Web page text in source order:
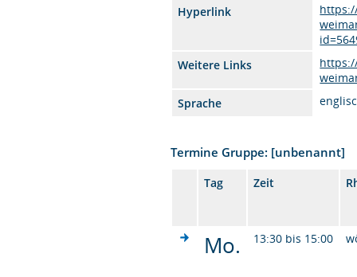
Hyperlink
Weitere Links
Sprache
Termine Gruppe: [unbenannt]
Tag Zeit
Mo. 13:30 bis 15:00